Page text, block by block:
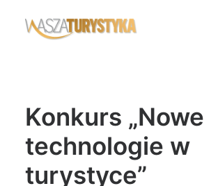
Biura podróży
Transport
Noclegi
Polska
Konkurs „Nowe
technologie w
turystyce”